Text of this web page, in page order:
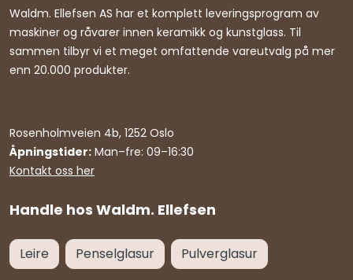
Handle hos Waldm. Ellefsen
Waldm. Ellefsen AS har et komplett leveringsprogram av
maskiner og råvarer innen keramikk og kunstglass. Til
sammen tilbyr vi et meget omfattende vareutvalg på mer
enn 20.000 produkter.
Rosenholmveien 4b, 1252 Oslo
Åpningstider: Man–fre: 09–16:30
Kontakt oss her
Leire Penselglasur Pulverglasur